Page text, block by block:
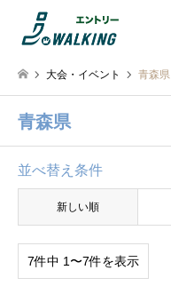
大会・イベント 青森県
青森県
並べ替え条件
新しい順
7件中 1〜7件を表示